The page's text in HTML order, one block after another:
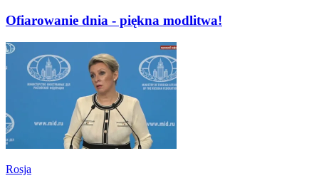
Ofiarowanie dnia - piękna modlitwa!
Rosja